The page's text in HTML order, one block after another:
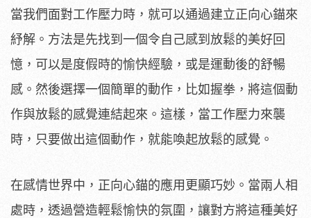
當我們面對工作壓力時，就可以通過建立正向心錨來
紓解。方法是先找到一個令自己感到放鬆的美好回
憶，可以是度假時的愉快經驗，或是運動後的舒暢
感。然後選擇一個簡單的動作，比如握拳，將這個動
作與放鬆的感覺連結起來。這樣，當工作壓力來襲
時，只要做出這個動作，就能喚起放鬆的感覺。
在感情世界中，正向心錨的應用更顯巧妙。當兩人相
處時，透過營造輕鬆愉快的氛圍，讓對方將這種美好